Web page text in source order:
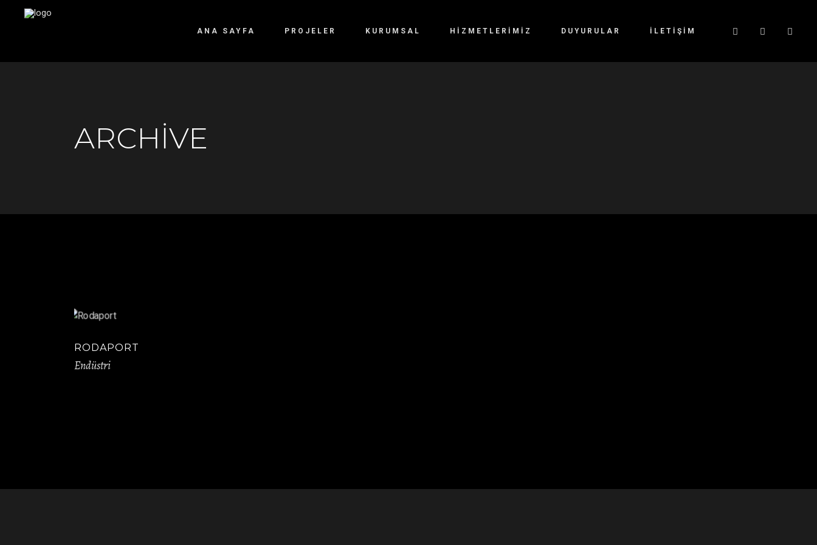
ANA SAYFA PROJELER KURUMSAL HIZMETLERIMIZ DUYURULAR İLETIŞIM
ARCHIVE
RODAPORT
Endüstri